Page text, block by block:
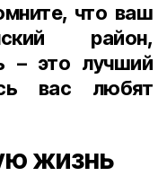
что ваш
район,
– это лучший
вас любят
жизнь